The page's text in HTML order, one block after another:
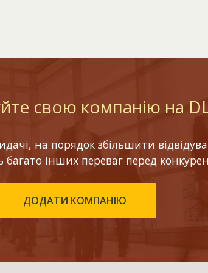
свою компанію на
на порядок збільшити
багато інших переваг перед
ДОДАТИ КОМПАНІЮ